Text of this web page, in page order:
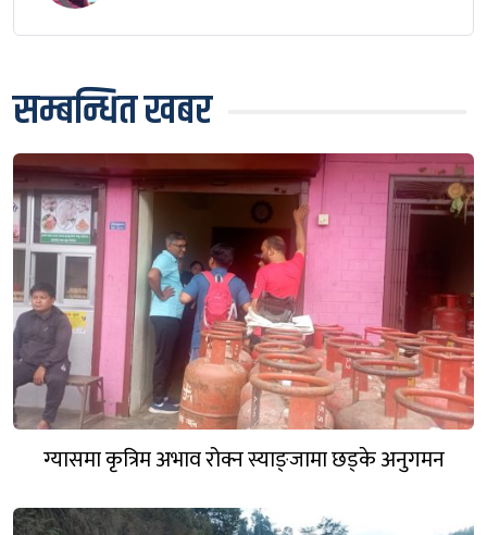
सम्बन्धित खबर
ग्यासमा कृत्रिम अभाव रोक्न स्याङ्जामा छड्के अनुगमन